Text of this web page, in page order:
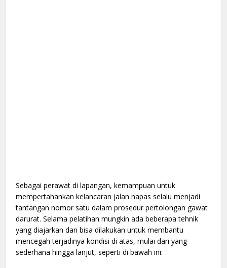
Sebagai perawat di lapangan, kemampuan untuk
mempertahankan kelancaran jalan napas selalu menjadi
tantangan nomor satu dalam prosedur pertolongan gawat
darurat. Selama pelatihan mungkin ada beberapa tehnik
yang diajarkan dan bisa dilakukan untuk membantu
mencegah terjadinya kondisi di atas, mulai dari yang
sederhana hingga lanjut, seperti di bawah ini: